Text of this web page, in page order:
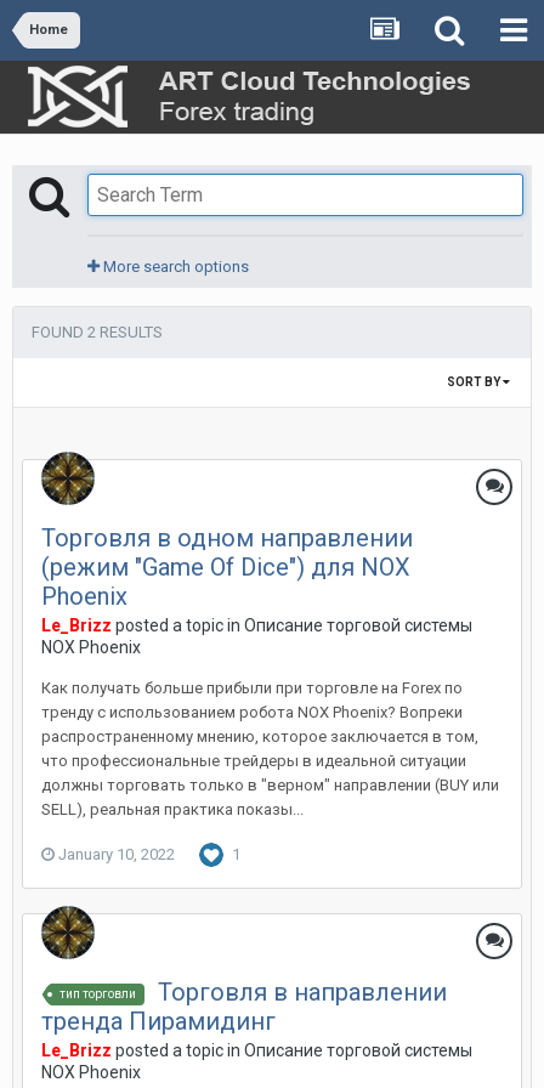
Home
More search options
FOUND 2 RESULTS
SORT BY
Торговля в одном направлении
(режим "Game Of Dice") для NOX
Phoenix
Le_Brizz posted a topic in Описание торговой системы
NOX Phoenix
Как получать больше прибыли при торговле на Forex по
тренду с использованием робота NOX Phoenix? Вопреки
распространенному мнению, которое заключается в том,
что профессиональные трейдеры в идеальной ситуации
должны торговать только в "верном" направлении (BUY или
SELL), реальная практика показы...
January 10, 2022 1
тип торговли
Торговля в направлении
тренда Пирамидинг
Le_Brizz posted a topic in Описание торговой системы
NOX Phoenix